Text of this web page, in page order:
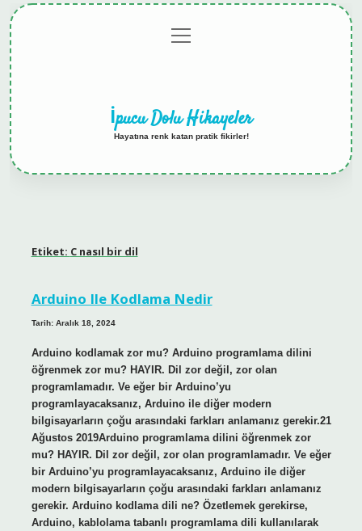
menüyü
aç
İpucu Dolu Hikayeler
Hayatına renk katan pratik fikirler!
Etiket: C nasıl bir dil
Arduino Ile Kodlama Nedir
Tarih: Aralık 18, 2024
Arduino kodlamak zor mu? Arduino programlama dilini
öğrenmek zor mu? HAYIR. Dil zor değil, zor olan
programlamadır. Ve eğer bir Arduino’yu
programlayacaksanız, Arduino ile diğer modern
bilgisayarların çoğu arasındaki farkları anlamanız gerekir.21
Ağustos 2019Arduino programlama dilini öğrenmek zor
mu? HAYIR. Dil zor değil, zor olan programlamadır. Ve eğer
bir Arduino’yu programlayacaksanız, Arduino ile diğer
modern bilgisayarların çoğu arasındaki farkları anlamanız
gerekir. Arduino kodlama dili ne? Özetlemek gerekirse,
Arduino, kablolama tabanlı programlama dili kullanılarak